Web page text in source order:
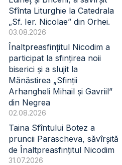
Sfînta Liturghie la Catedrala
„Sf. Ier. Nicolae” din Orhei.
03.08.2026
Înaltpreasfințitul Nicodim a
participat la sfințirea noii
biserici și a slujit la
Mănăstirea „Sfinții
Arhangheli Mihail și Gavriil”
din Negrea
02.08.2026
Taina Sfîntului Botez a
pruncii Parascheva, săvîrșită
de Înaltpreasfințitul Nicodim
31.07.2026